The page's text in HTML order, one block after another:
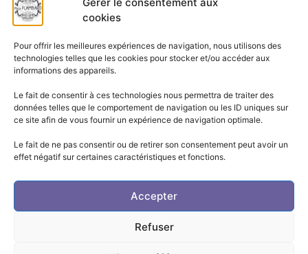
cookies
Pour offrir les meilleures expériences de navigation, nous utilisons des
technologies telles que les cookies pour stocker et/ou accéder aux
informations des appareils.
Le fait de consentir à ces technologies nous permettra de traiter des
données telles que le comportement de navigation ou les ID uniques sur
ce site afin de vous fournir un expérience de navigation optimale.
Le fait de ne pas consentir ou de retirer son consentement peut avoir un
effet négatif sur certaines caractéristiques et fonctions.
Accepter
Refuser